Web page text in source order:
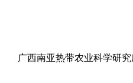
广西南亚热带农业科学研究